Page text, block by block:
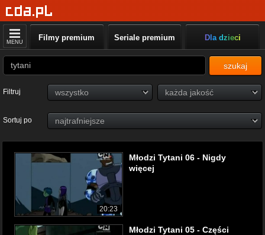
MENU Filmy premium Seriale premium Dla dzieci
szukaj
Filtruj
Sortuj po
20:23
Młodzi Tytani 06 - Nigdy
więcej
Młodzi Tytani 05 - Części